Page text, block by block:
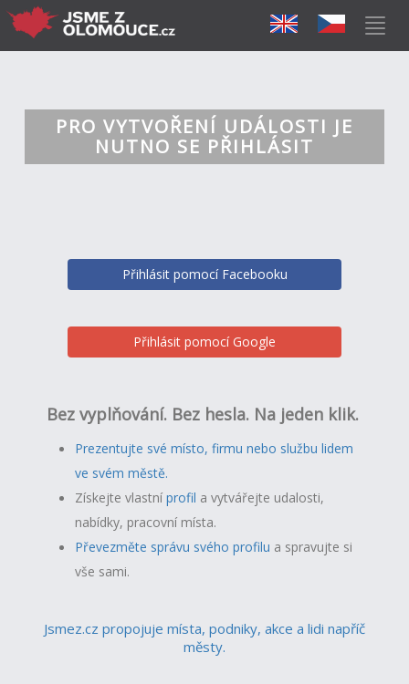
PRO VYTVOŘENÍ UDÁLOSTI JE
NUTNO SE PŘIHLÁSIT
Přihlásit pomocí Facebooku
Přihlásit pomocí Google
Bez vyplňování. Bez hesla. Na jeden klik.
Prezentujte své místo, firmu nebo službu lidem
ve svém městě.
Získejte vlastníprofil a vytvářejte udalosti,
nabídky, pracovní místa.
Převezměte správu svého profilu a spravujte si
vše sami.
Jsmez.cz propojuje místa, podniky, akce a lidi napříč
městy.